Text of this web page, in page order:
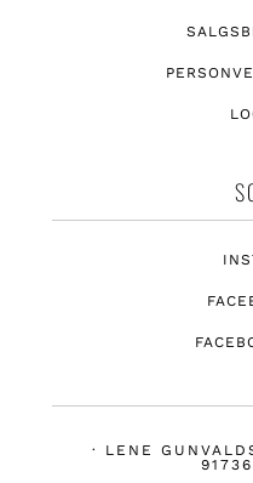
· LENE